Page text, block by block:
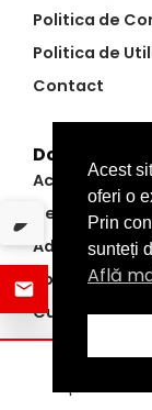
Politica de
Politica de
Contact
Domenii
Actualitate
Dezvăluiri
Administrație
Politic
Cultură
Editorial
Acest
oferi o
Prin
sunteți
Află